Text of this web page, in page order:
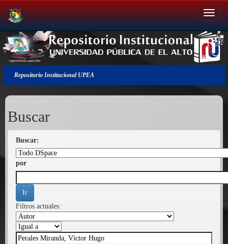
Salir
de
la
navegación
Repositorio Institucional UPEA
Buscar
Buscar:
por
Filtros actuales: